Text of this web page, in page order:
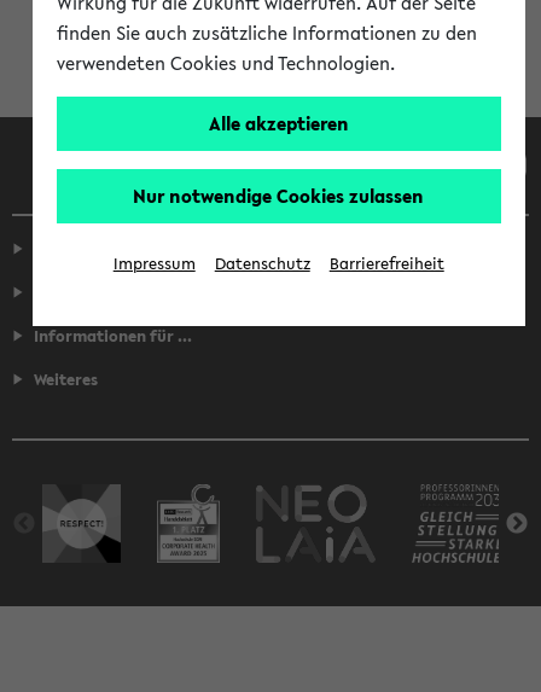
Informationen für ...
Weiteres
finden Sie auch zusätzliche Informationen zu den
verwendeten Cookies und Technologien.
Alle akzeptieren
Nur notwendige Cookies zulassen
Impressum Datenschutz Barrierefreiheit